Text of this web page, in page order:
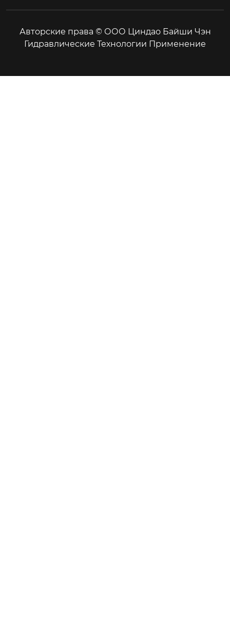
Авторские права © ООО Циндао Байши Чэн
Гидравлические Технологии Применение